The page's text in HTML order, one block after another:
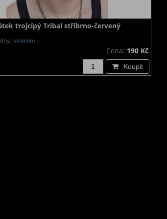
trojcípý Tribal stříbrno-červený
skladem
Cena: 190 Kč
Koupit